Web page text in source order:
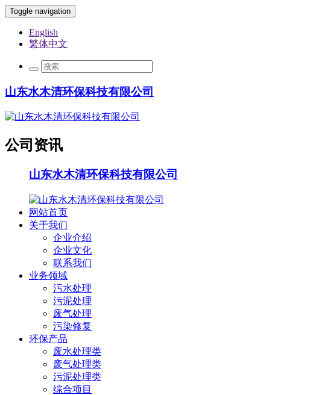
Toggle navigation
English
繁体中文
山东水木清环保科技有限公司
公司资讯
山东水木清环保科技有限公司
网站首页
关于我们
企业介绍
企业文化
联系我们
业务领域
污水处理
污泥处理
废气处理
污染修复
环保产品
废水处理类
废气处理类
污泥处理类
综合项目